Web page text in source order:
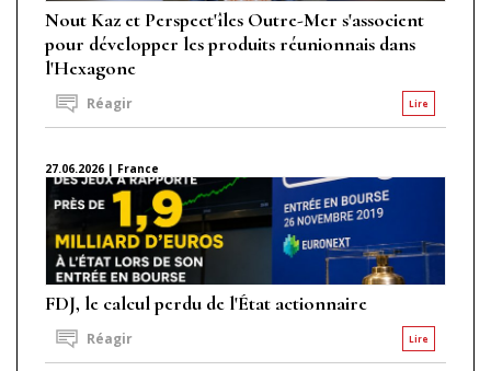
Nout Kaz et Perspect'îles Outre-Mer s'associent
pour développer les produits réunionnais dans
l'Hexagone
Lire
Réagir
27.06.2026 | France
FDJ, le calcul perdu de l'État actionnaire
Lire
Réagir